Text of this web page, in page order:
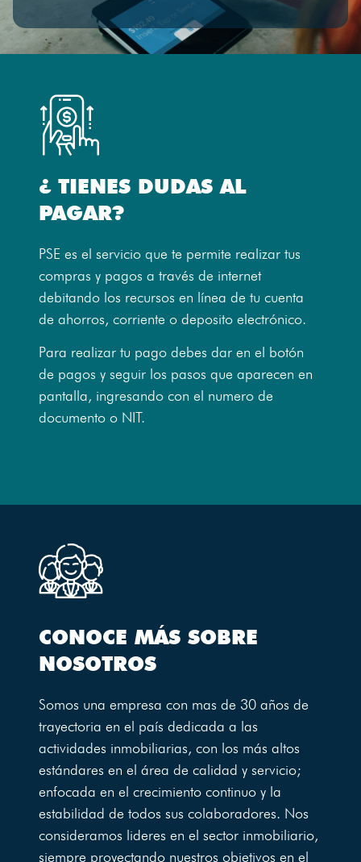
¿ TIENES DUDAS AL
PAGAR?
PSE es el servicio que te permite realizar tus
compras y pagos a través de internet
debitando los recursos en línea de tu cuenta
de ahorros, corriente o deposito electrónico.
Para realizar tu pago debes dar en el botón
de pagos y seguir los pasos que aparecen en
pantalla, ingresando con el numero de
documento o NIT.
CONOCE MÁS SOBRE
NOSOTROS
Somos una empresa con mas de 30 años de
trayectoria en el país dedicada a las
actividades inmobiliarias, con los más altos
estándares en el área de calidad y servicio;
enfocada en el crecimiento continuo y la
estabilidad de todos sus colaboradores. Nos
consideramos lideres en el sector inmobiliario,
siempre proyectando nuestros objetivos en el